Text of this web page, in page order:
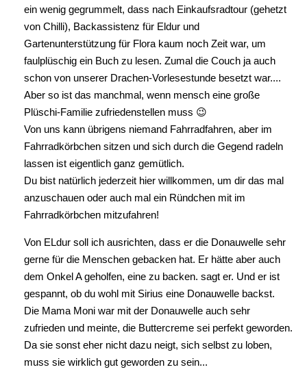
ein wenig gegrummelt, dass nach Einkaufsradtour (gehetzt
von Chilli), Backassistenz für Eldur und
Gartenunterstützung für Flora kaum noch Zeit war, um
faulplüschig ein Buch zu lesen. Zumal die Couch ja auch
schon von unserer Drachen-Vorlesestunde besetzt war....
Aber so ist das manchmal, wenn mensch eine große
Plüschi-Familie zufriedenstellen muss 😉
Von uns kann übrigens niemand Fahrradfahren, aber im
Fahrradkörbchen sitzen und sich durch die Gegend radeln
lassen ist eigentlich ganz gemütlich.
Du bist natürlich jederzeit hier willkommen, um dir das mal
anzuschauen oder auch mal ein Ründchen mit im
Fahrradkörbchen mitzufahren!
Von ELdur soll ich ausrichten, dass er die Donauwelle sehr
gerne für die Menschen gebacken hat. Er hätte aber auch
dem Onkel A geholfen, eine zu backen. sagt er. Und er ist
gespannt, ob du wohl mit Sirius eine Donauwelle backst.
Die Mama Moni war mit der Donauwelle auch sehr
zufrieden und meinte, die Buttercreme sei perfekt geworden.
Da sie sonst eher nicht dazu neigt, sich selbst zu loben,
muss sie wirklich gut geworden zu sein...